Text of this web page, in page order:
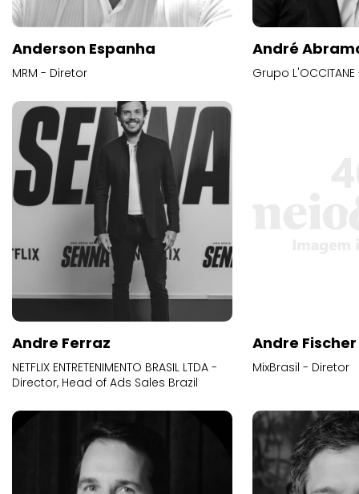
Anderson Espanha
MRM - Diretor
André
Grupo
Andre Ferraz
NETFLIX ENTRETENIMENTO BRASIL LTDA -
Director, Head of Ads Sales Brazil
Andre Fischer
MixBrasil - Diretor